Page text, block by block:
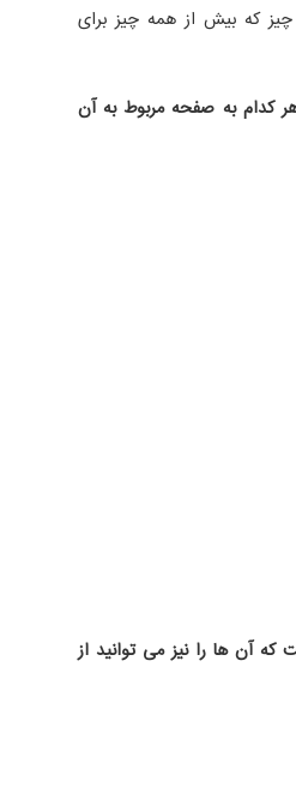
که بیش از همه چیز برای
کدام به صفحه مربوط به آن
آن ها را نیز می توانید از